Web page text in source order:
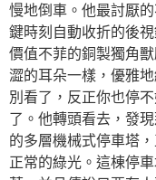
慢地倒車。他最討厭
鍵時刻自動收折的後
價值不菲的銅製獨角
澀的耳朵一樣，優雅
別看了，反正你也停
了。他轉頭看去，發
的多層機械式停車塔
正常的綠光。這棟停